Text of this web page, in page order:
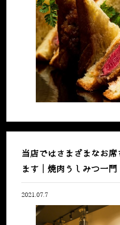
当店ではさまざまなお席
ます｜焼肉うしみつ一
2021.07.7